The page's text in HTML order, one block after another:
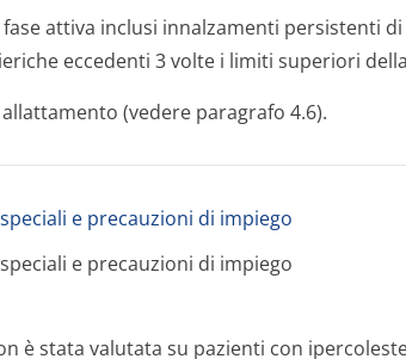
attiva inclusi innalzamenti persistenti
eccedenti 3 volte i limiti superiori
(vedere paragrafo 4.6).
e precauzioni di impiego
e precauzioni di impiego
è stata valutata su pazienti con